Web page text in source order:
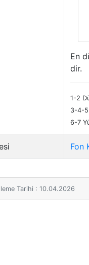
En
dir.
1-2
3-4-5
6-7
Fon
Tarihi : 10.04.2026